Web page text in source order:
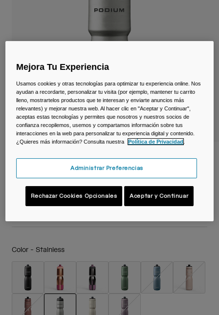
Riñoneras
Bolsas Bici
Bolsas Hidratación
Accessorios
Ver todo
Bidón Podium® Steel 650 ml – acero
N.º de artículo38176-D49-OS
44,99 €
Color - Stainless
Mejora Tu Experiencia
Usamos cookies y otras tecnologías para optimizar tu experiencia online. Nos
ayudan a recordarte, personalizar tu visita (por ejemplo, mantener tu carrito
lleno, mostrartelos productos que te interesan y enviarte anuncios más
relevantes) y mejorar nuestra web. Al hacer clic en "Aceptar y Continuar",
aceptas estas tecnologías y permites que nosotros y nuestros socios de
confianza recopilemos, usemos y compartamos información sobre tus
interacciones en la web para personalizar tu experiencia digital y contenido.
¿Quieres más información? Consulta nuestra
Política de Privacidad .
Administrar Preferencias
Rechazar Cookies Opcionales Aceptar y Continuar